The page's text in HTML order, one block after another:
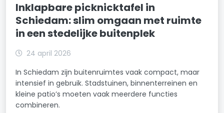
Inklapbare picknicktafel in
Schiedam: slim omgaan met ruimte
in een stedelijke buitenplek
24 april 2026
In Schiedam zijn buitenruimtes vaak compact, maar
intensief in gebruik. Stadstuinen, binnenterreinen en
kleine patio’s moeten vaak meerdere functies
combineren.